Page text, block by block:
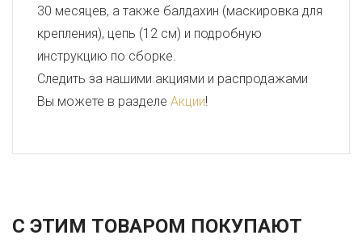
30 месяцев, а также балдахин (маскировка для
крепления), цепь (12 см) и подробную
инструкцию по сборке.
Следить за нашими акциями и распродажами
Вы можете в разделе Акции!
С ЭТИМ ТОВАРОМ ПОКУПАЮТ